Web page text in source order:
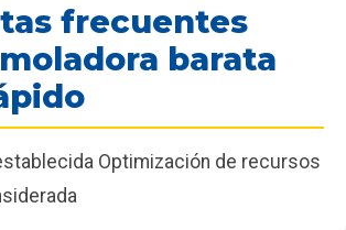
frecuentes
barata
Optimización de recursos